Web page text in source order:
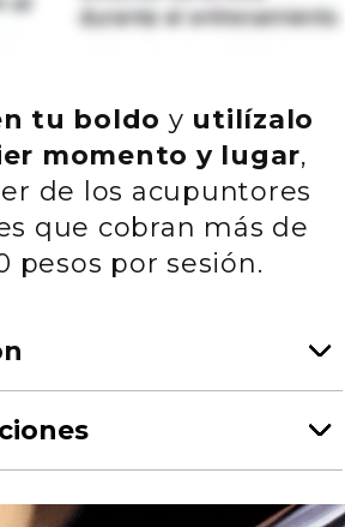
tu boldo y utilízalo
momento y lugar,
de los acupuntores
que cobran más de
pesos por sesión.